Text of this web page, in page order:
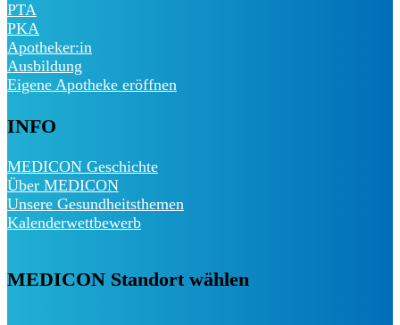
PTA
PKA
Apotheker:in
Ausbildung
Eigene Apotheke eröffnen
INFO
MEDICON Geschichte
Über MEDICON
Unsere Gesundheitsthemen
Kalenderwettbewerb
MEDICON Standort wählen